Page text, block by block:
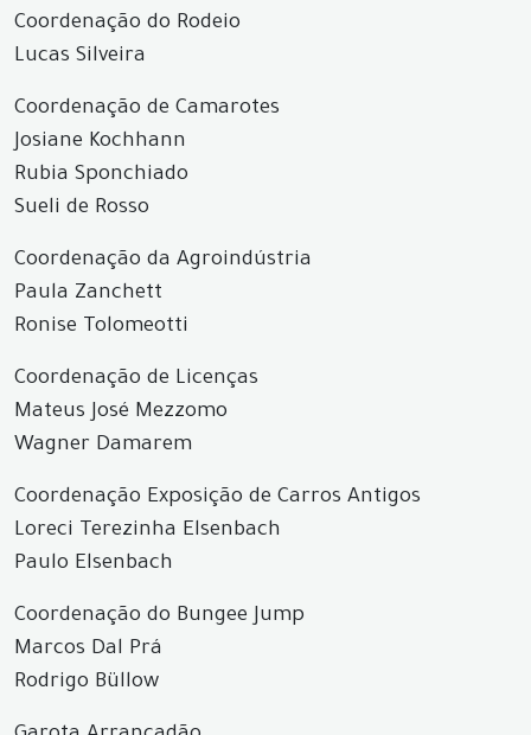
Coordenação do Rodeio
Lucas Silveira
Coordenação de Camarotes
Josiane Kochhann
Rubia Sponchiado
Sueli de Rosso
Coordenação da Agroindústria
Paula Zanchett
Ronise Tolomeotti
Coordenação de Licenças
Mateus José Mezzomo
Wagner Damarem
Coordenação Exposição de Carros Antigos
Loreci Terezinha Elsenbach
Paulo Elsenbach
Coordenação do Bungee Jump
Marcos Dal Prá
Rodrigo Büllow